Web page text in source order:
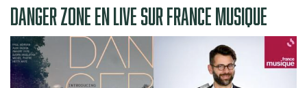
DANGER ZONE EN LIVE SUR FRANCE MUSIQUE